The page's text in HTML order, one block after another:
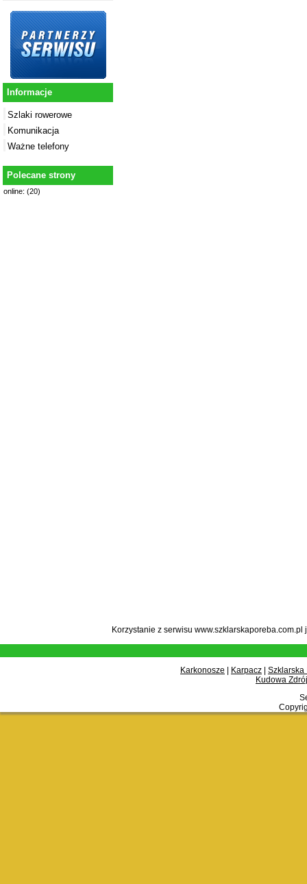
Informacje
Szlaki rowerowe
Komunikacja
Ważne telefony
Polecane strony
online: (20)
Korzystanie z serwisu
Karkonosze Karpacz
Szklarska
Kudowa